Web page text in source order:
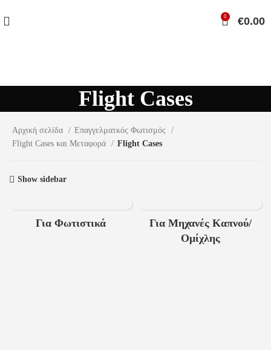
0 €0.00
Flight Cases
Αρχική σελίδα
Επαγγελματκός Φωτισμός
Flight Cases και Μεταφορά
Flight Cases
Show sidebar
Για Φωτιστικά
Για Μηχανές Καπνού/
Ομίχλης